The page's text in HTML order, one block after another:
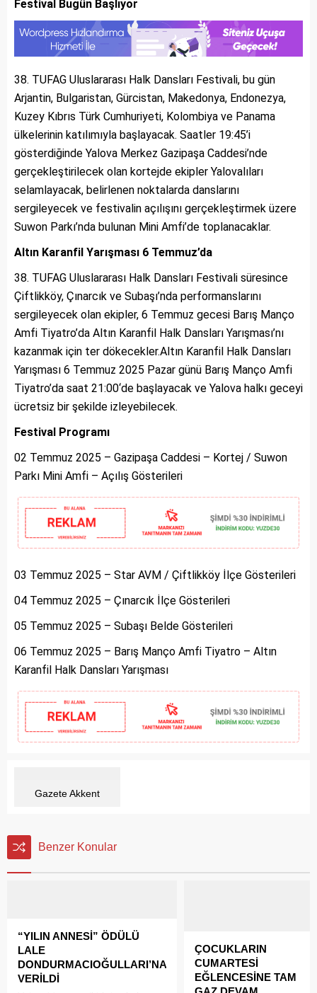
Festival Bugün Başlıyor
TUFAG Uluslararası Halk Dansları Festivali, bu gün
Arjantin, Bulgaristan, Gürcistan, Makedonya, Endonezya,
Kuzey Kıbrıs Türk Cumhuriyeti, Kolombiya ve Panama
ülkelerinin katılımıyla başlayacak. Saatler 19:45’i
gösterdiğinde Yalova Merkez Gazipaşa Caddesi’nde
gerçekleştirilecek olan kortejde ekipler Yalovalıları
selamlayacak, belirlenen noktalarda danslarını
sergileyecek ve festivalin açılışını gerçekleştirmek üzere
Suwon Parkı’nda bulunan Mini Amfi’de toplanacaklar.
Altın Karanfil Yarışması 6 Temmuz’da
TUFAG Uluslararası Halk Dansları Festivali süresince
Çiftlikköy, Çınarcık ve Subaşı’nda performanslarını
sergileyecek olan ekipler, 6 Temmuz gecesi Barış Manço
Amfi Tiyatro’da Altın Karanfil Halk Dansları Yarışması’nı
kazanmak için ter dökecekler.Altın Karanfil Halk Dansları
Yarışması 6 Temmuz 2025 Pazar günü Barış Manço Amfi
Tiyatro’da saat 21:00‘de başlayacak ve Yalova halkı geceyi
ücretsiz bir şekilde izleyebilecek.
Festival Programı
02 Temmuz 2025 – Gazipaşa Caddesi – Kortej / Suwon
Parkı Mini Amfi – Açılış Gösterileri
03 Temmuz 2025 – Star AVM / Çiftlikköy İlçe Gösterileri
04 Temmuz 2025 – Çınarcık İlçe Gösterileri
05 Temmuz 2025 – Subaşı Belde Gösterileri
06 Temmuz 2025 – Barış Manço Amfi Tiyatro – Altın
Karanfil Halk Dansları Yarışması
Gazete Akkent
Benzer Konular
“YILIN ANNESİ” ÖDÜLÜ
LALE
DONDURMACIOĞULLARI’NA
VERİLDİ
ÇOCUKLARIN
CUMARTESİ
EĞLENCESİNE TAM